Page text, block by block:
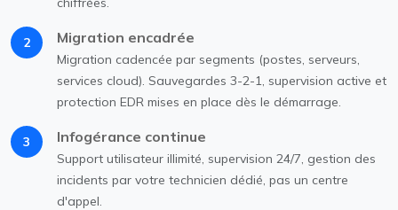
2 Migration encadrée
Migration cadencée par segments (postes, serveurs,
services cloud). Sauvegardes 3-2-1, supervision active et
protection EDR mises en place dès le démarrage.
3 Infogérance continue
Support utilisateur illimité, supervision 24/7, gestion des
incidents par votre technicien dédié, pas un centre
d'appel.